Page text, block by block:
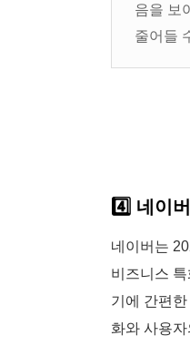
음을 보
줄어들
4️⃣ 네이
네이버는
비즈니스
기에 간편
화와 사용